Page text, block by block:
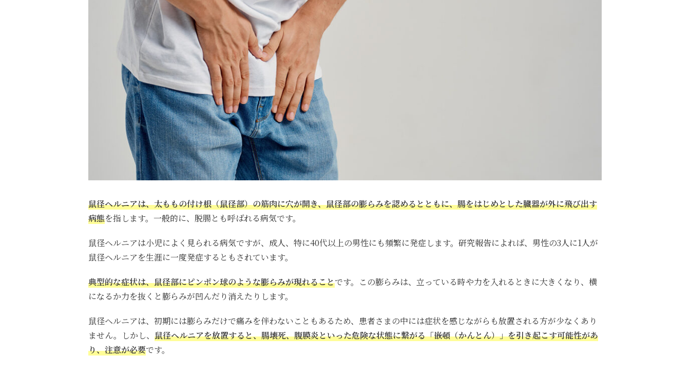
鼠径ヘルニアは、太ももの付け根（鼠径部）の筋肉に穴が開き、鼠径部の膨らみを認めるとともに、腸をはじめとした臓器が外に飛び出す
病態を指します。一般的に、脱腸とも呼ばれる病気です。
鼠径ヘルニアは小児によく見られる病気ですが、成人、特に40代以上の男性にも頻繁に発症します。研究報告によれば、 男性の3人に1人が
鼠径ヘルニアを生涯に一度発症する ともされています。
典型的な症状は、鼠径部にピンポン球のような膨らみが現れることです。この膨らみは、立っている時や力を入れるときに大きくなり、横
になるか力を抜くと膨らみが凹んだり消えたりします。
鼠径ヘルニアは、初期には膨らみだけで痛みを伴わないこともあるため、患者さまの中には症状を感じながらも放置される方が少なくあり
ません。しかし、 鼠径ヘルニアを放置すると、腸壊死、腹膜炎といった危険な状態に繋がる「嵌頓（かんとん）」を引き起こす可能性があ
り、注意が必要です。